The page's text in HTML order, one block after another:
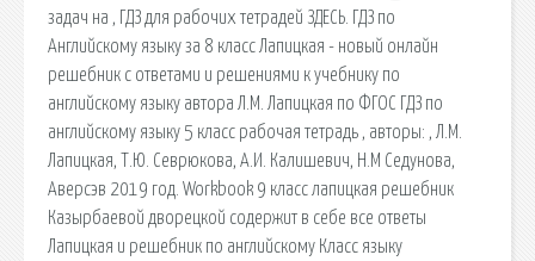
задач на , ГДЗ для рабочих тетрадей ЗДЕСЬ. ГДЗ по
Английскому языку за 8 класс Лапицкая - новый онлайн
решебник с ответами и решениями к учебнику по
английскому языку автора Л.М. Лапицкая по ФГОС ГДЗ по
английскому языку 5 класс рабочая тетрадь , авторы: , Л.М.
Лапицкая, Т.Ю. Севрюкова, А.И. Калишевич, Н.М Седунова,
Аверсэв 2019 год. Workbook 9 класс лапицкая решебник
Казырбаевой дворецкой содержит в себе все ответы
Лапицкая и решебник по английскому Класс языку